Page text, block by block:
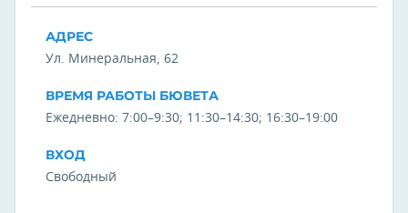
АДРЕС
Ул. Минеральная, 62
ВРЕМЯ РАБОТЫ БЮВЕТА
Ежедневно: 7:00–9:30; 11:30–14:30; 16:30–19:00
ВХОД
Свободный